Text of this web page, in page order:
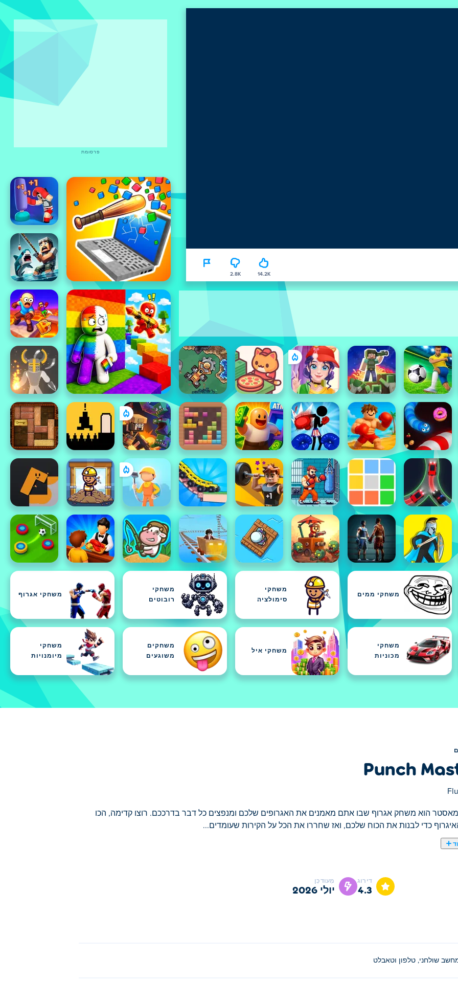
14.2K
2.8K
משחקי ממים
משחקי
סימולציה
משחקי
רובוטים
משחקי אגרוף
משחקי
מכוניות
משחקי איל
משחקים
משוגעים
משחקי
מיומנויות
פרסומת
Punch
הוא משחק אגרוף שבו אתם מאמנים את האגרופים שלכם ומנפצים כל דבר בדרככם. רוצו קדימה, הכו
כדי לבנות את הכוח שלכם, ואז שחררו את הכל על הקירות שעומדים...
את האגרופים שלכם ומנפצים כל דבר בדרככם. רוצו קדימה, הכו בשק האיגרוף כדי לבנות את הכוח שלכם,
לכם את האגרוף הדרוש עד הסוף?
דירוג
4.3
מְעוּדכָּן
יולי 2026
שולחני, טלפון וטאבלט